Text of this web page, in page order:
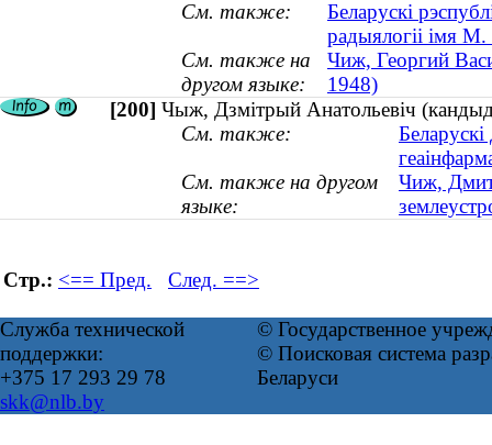
См. также:
Беларускі
радыялогіі імя
См. также на
другом языке:
Чиж, Георгий
1948)
[200] Чыж, Дзмітрый Анатольевіч
См. также:
См. также на другом
языке:
Чиж,
Стр.: <== Пред. След. ==>
Служба технической
поддержки:
+375 17 293 29 78
skk@nlb.by
© Государственное
© Поисковая система
Беларуси